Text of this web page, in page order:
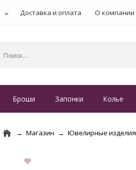
Доставка и оплата О компании
Броши Запонки Колье
Магазин Ювелирные изделия